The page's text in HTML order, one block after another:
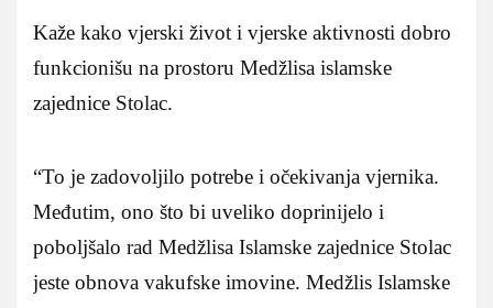
Kaže kako vjerski život i vjerske aktivnosti dobro
funkcionišu na prostoru Medžlisa islamske
zajednice Stolac.
“To je zadovoljilo potrebe i očekivanja vjernika.
Međutim, ono što bi uveliko doprinijelo i
poboljšalo rad Medžlisa Islamske zajednice Stolac
jeste obnova vakufske imovine. Medžlis Islamske